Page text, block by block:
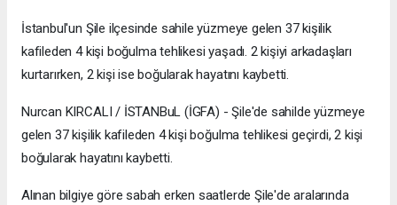
İstanbul'un Şile ilçesinde sahile yüzmeye gelen 37 kişilik
kafileden 4 kişi boğulma tehlikesi yaşadı. 2 kişiyi arkadaşları
kurtarırken, 2 kişi ise boğularak hayatını kaybetti.
Nurcan KIRCALI / İSTANBuL (İGFA) - Şile'de sahilde yüzmeye
gelen 37 kişilik kafileden 4 kişi boğulma tehlikesi geçirdi, 2 kişi
boğularak hayatını kaybetti.
Alınan bilgiye göre sabah erken saatlerde Şile'de aralarında